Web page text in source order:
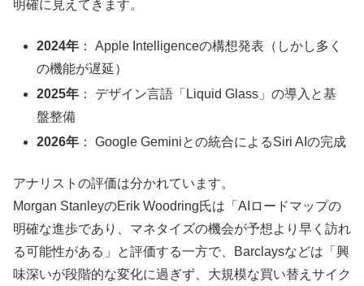
明確に見えてきます。
2024年 ： Apple Intelligenceの構想発表（しかし多く
の機能が遅延）
2025年 ： デザイン言語「Liquid Glass」の導入と基
盤整備
2026年 ： Google Geminiとの統合によるSiri AIの完成
アナリストの評価は分かれています。
Morgan StanleyのErik Woodring氏は「AIロードマップの
明確な進歩であり、マネタイズの機会が予想より早く訪れ
る可能性がある」と評価する一方で、Barclaysなどは「興
味深いが段階的な変化に過ぎず、大規模な買い替えサイク